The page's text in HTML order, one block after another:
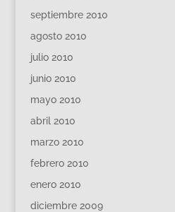
septiembre 2010
agosto 2010
julio 2010
junio 2010
mayo 2010
abril 2010
marzo 2010
febrero 2010
enero 2010
diciembre 2009